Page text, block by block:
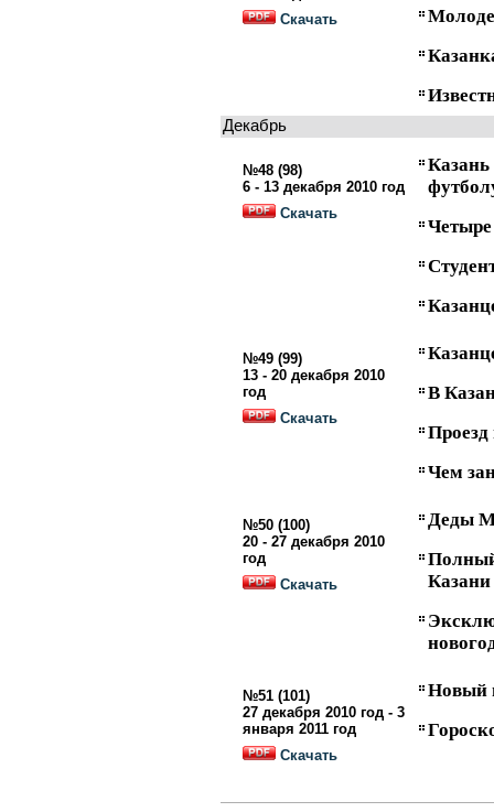
Скачать
Декабрь
№48 (98)
6 - 13 декабря 2010 год
Скачать
№49 (99)
13 - 20 декабря 2010
год
Скачать
В
Чем
№50 (100)
20 - 27 декабря 2010
год
Скачать
Деды
Казани
№51 (101)
27 декабря 2010 год - 3
января 2011 год
Скачать
Новый